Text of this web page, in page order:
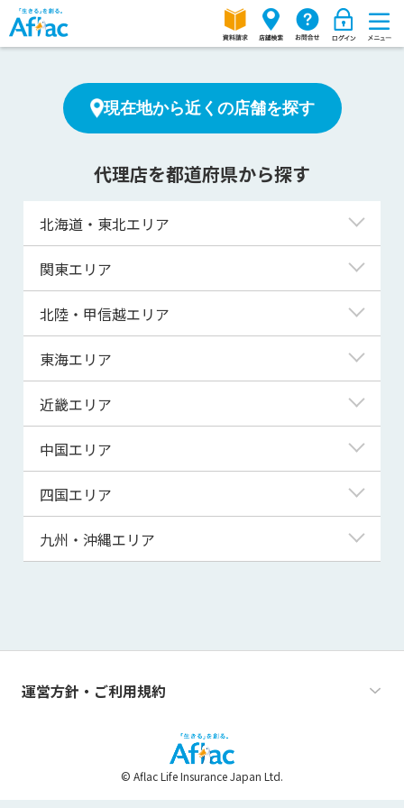
現在地から近くの店舗を探す
代理店を都道府県から探す
北海道・東北エリア
北海道
青森県
宮城県
秋田県
山形県
関東エリア
東京都
神奈川県
埼玉県
千葉県
茨城県
群馬県
北陸・甲信越エリア
新潟県
富山県
福井県
山梨県
長野県
東海エリア
岐阜県
静岡県
三重県
近畿エリア
滋賀県
京都府
大阪府
兵庫県
和歌山県
中国エリア
鳥取県
島根県
山口県
四国エリア
徳島県
高知県
九州・沖縄エリア
熊本県
運営方針・ご利用規約
© Aflac Life Insurance Japan Ltd.